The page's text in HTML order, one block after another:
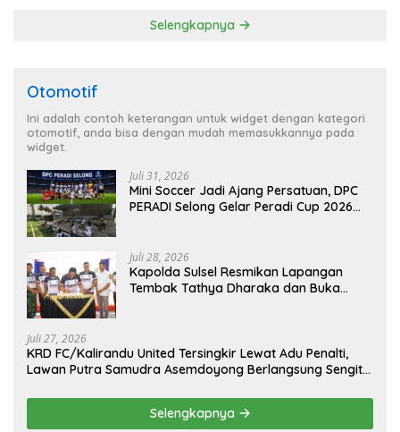
Selengkapnya
Otomotif
Ini adalah contoh keterangan untuk widget dengan kategori
otomotif, anda bisa dengan mudah memasukkannya pada
widget.
Juli 31, 2026
Mini Soccer Jadi Ajang Persatuan, DPC
PERADI Selong Gelar Peradi Cup 2026
Juli 28, 2026
Kapolda Sulsel Resmikan Lapangan
Tembak Tathya Dharaka dan Buka
Juli 27, 2026
KRD FC/Kalirandu United Tersingkir Lewat Adu Penalti,
Lawan Putra Samudra Asemdoyong Berlangsung Sengit
Selengkapnya